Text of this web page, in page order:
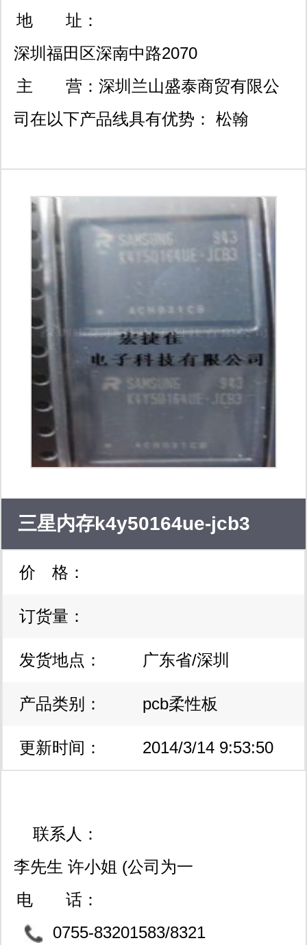
地 址：
深圳福田区深南中路2070
号中国电子科技大厦a座35
楼
主 营： 深圳兰山盛泰商贸有限公
司在以下产品线具有优势： 松翰
3828 5608 豪威
ov2640,ov9734,2710，
2720,9726,9732 索尼
imx179 sc1243/1245 sc2235h sc1235
gc2053 sonix松翰.alcor/安国.sony/索
尼.ov/豪威.gc/格科.on/apti/镁光.sc/思
特威.jx/晶相等usb摄像头芯片 我们坚
广大客户与我们建立长期友好的合作关
系，兰山盛泰期待与您同行！
三星内存k4y50164ue-jcb3
价 格：
订货量：
发货地点： 广东省/深圳
产品类别： pcb柔性板
更新时间： 2014/3/14 9:53:50
联系人：
李先生 许小姐 (公司为一
般纳税人,可开16%增票)
电 话：
0755-83201583/8321